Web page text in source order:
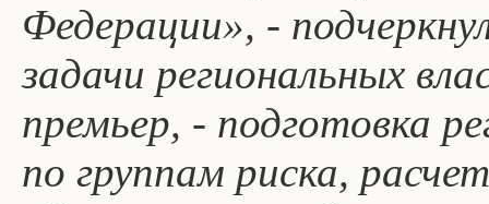
Федерации», -
задачи региональных
премьер, - подготовка
по группам риска,